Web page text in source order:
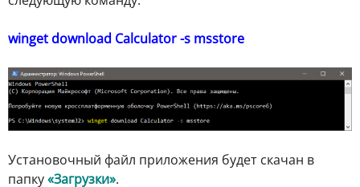
winget download Calculator -s msstore
Установочный файл приложения будет скачан в
папку«Загрузки».